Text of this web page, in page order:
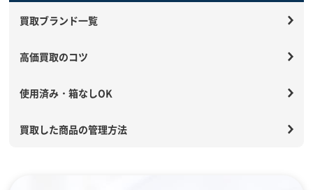
買取ブランド一覧
高価買取のコツ
使用済み・箱なしOK
買取した商品の管理方法